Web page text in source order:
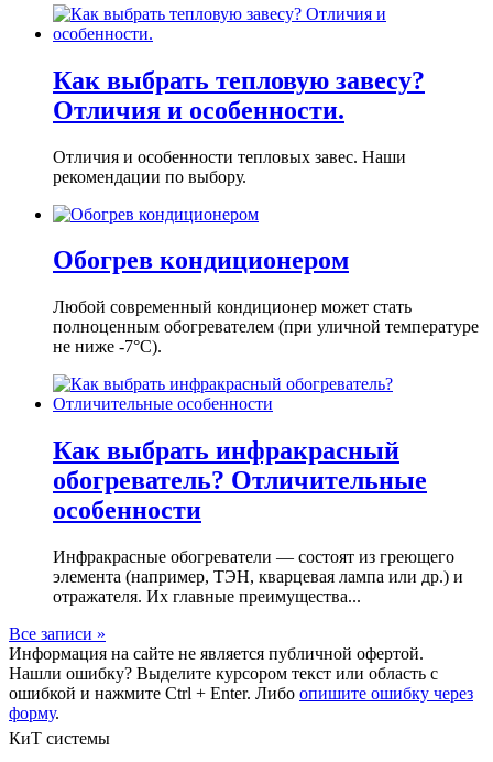
Как выбрать тепловую завесу?
Отличия и особенности.
Отличия и особенности тепловых завес. Наши
рекомендации по выбору.
Обогрев кондиционером
Любой современный кондиционер может стать
полноценным обогревателем (при уличной температуре
не ниже -7°C).
Как выбрать инфракрасный
обогреватель? Отличительные
особенности
Инфракрасные обогреватели — состоят из греющего
элемента (например, ТЭН, кварцевая лампа или др.) и
отражателя. Их главные преимущества...
Все записи »
Информация на сайте не является публичной офертой.
Нашли ошибку? Выделите курсором текст или область с
ошибкой и нажмите Ctrl + Enter. Либо опишите ошибку через
форму.
КиТ системы